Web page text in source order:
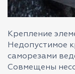
Крепление
Недопустимое
саморезами
Совмещены